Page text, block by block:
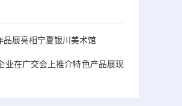
品展亮相宁夏银川美术馆
业在广交会上推介特色产品展现